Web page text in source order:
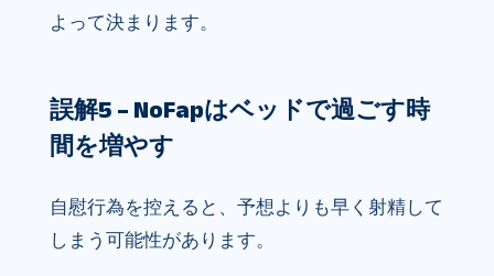
よって決まります。
誤解5 – NoFapはベッドで過ごす時
間を増やす
自慰行為を控えると、予想よりも早く射精して
しまう可能性があります。